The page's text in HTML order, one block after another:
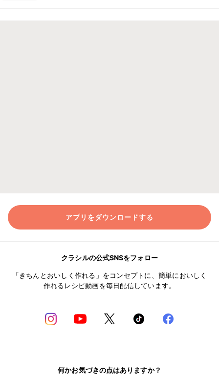
アプリをダウンロードする
クラシルの公式SNSをフォロー
「きちんとおいしく作れる」をコンセプトに、簡単においしく
作れるレシピ動画を毎日配信しています。
何かお気づきの点はありますか？